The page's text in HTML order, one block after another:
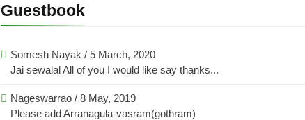
Guestbook
Somesh Nayak / 5 March, 2020
Jai sewalal All of you I would like say thanks...
Nageswarrao / 8 May, 2019
Please add Arranagula-vasram(gothram)